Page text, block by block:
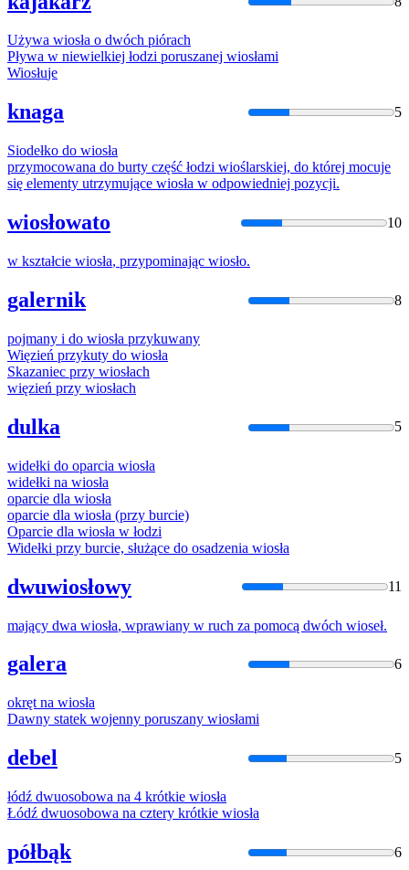
Używa wiosła o dwóch piórach
Pływa w niewielkiej łodzi poruszanej wiosłami
Wiosłuje
knaga 5
Siodełko do wiosła
przymocowana do burty część łodzi wioślarskiej, do której mocuje
się elementy utrzymujące wiosła w odpowiedniej pozycji.
wiosłowato 10
w kształcie wiosła, przypominając wiosło.
galernik 8
pojmany i do wiosła przykuwany
Więzień przykuty do wiosła
Skazaniec przy wiosłach
więzień przy wiosłach
dulka 5
widełki do oparcia wiosła
widełki na wiosła
oparcie dla wiosła
oparcie dla wiosła (przy burcie)
Oparcie dla wiosła w łodzi
Widełki przy burcie, służące do osadzenia wiosła
dwuwiosłowy 11
mający dwa wiosła, wprawiany w ruch za pomocą dwóch wioseł.
galera 6
okręt na wiosła
Dawny statek wojenny poruszany wiosłami
debel 5
łódź dwuosobowa na 4 krótkie wiosła
Łódź dwuosobowa na cztery krótkie wiosła
półbąk 6